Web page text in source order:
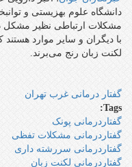
مشکلات ارتباطی نظیر مشکل
با دیگران و سایر موارد هستند
لکنت زبان رنج می‌برند.
گفتار درمانی غرب تهران
Tags:
گفتاردرمانی پونک
گفتاردرمانی مشکلات تفظی
گفتاردرمانی سررشته داری
گفتاردرمانی لکنت زبان